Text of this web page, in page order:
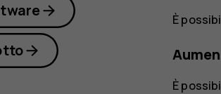
È
È